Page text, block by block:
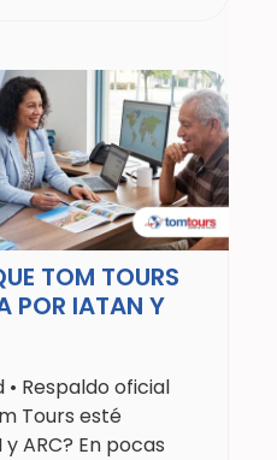
TOM TOURS
POR IATAN Y
• Respaldo oficial
Tours esté
ARC? En pocas